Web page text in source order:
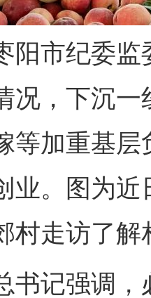
市纪委监
况，下沉
等加重基
业。图为
村走访了
记强调，